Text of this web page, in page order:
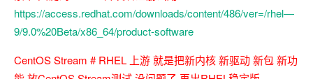
https://access.redhat.com/downloads/content/486/ver=/rhel—
9/9.0%20Beta/x86_64/product-software
CentOS Stream # RHEL 上游 就是把新内核 新驱动 新包 新功